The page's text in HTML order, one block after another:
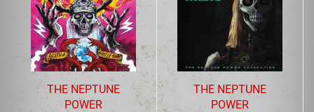
THE NEPTUNE
POWER
THE NEPTUNE
POWER